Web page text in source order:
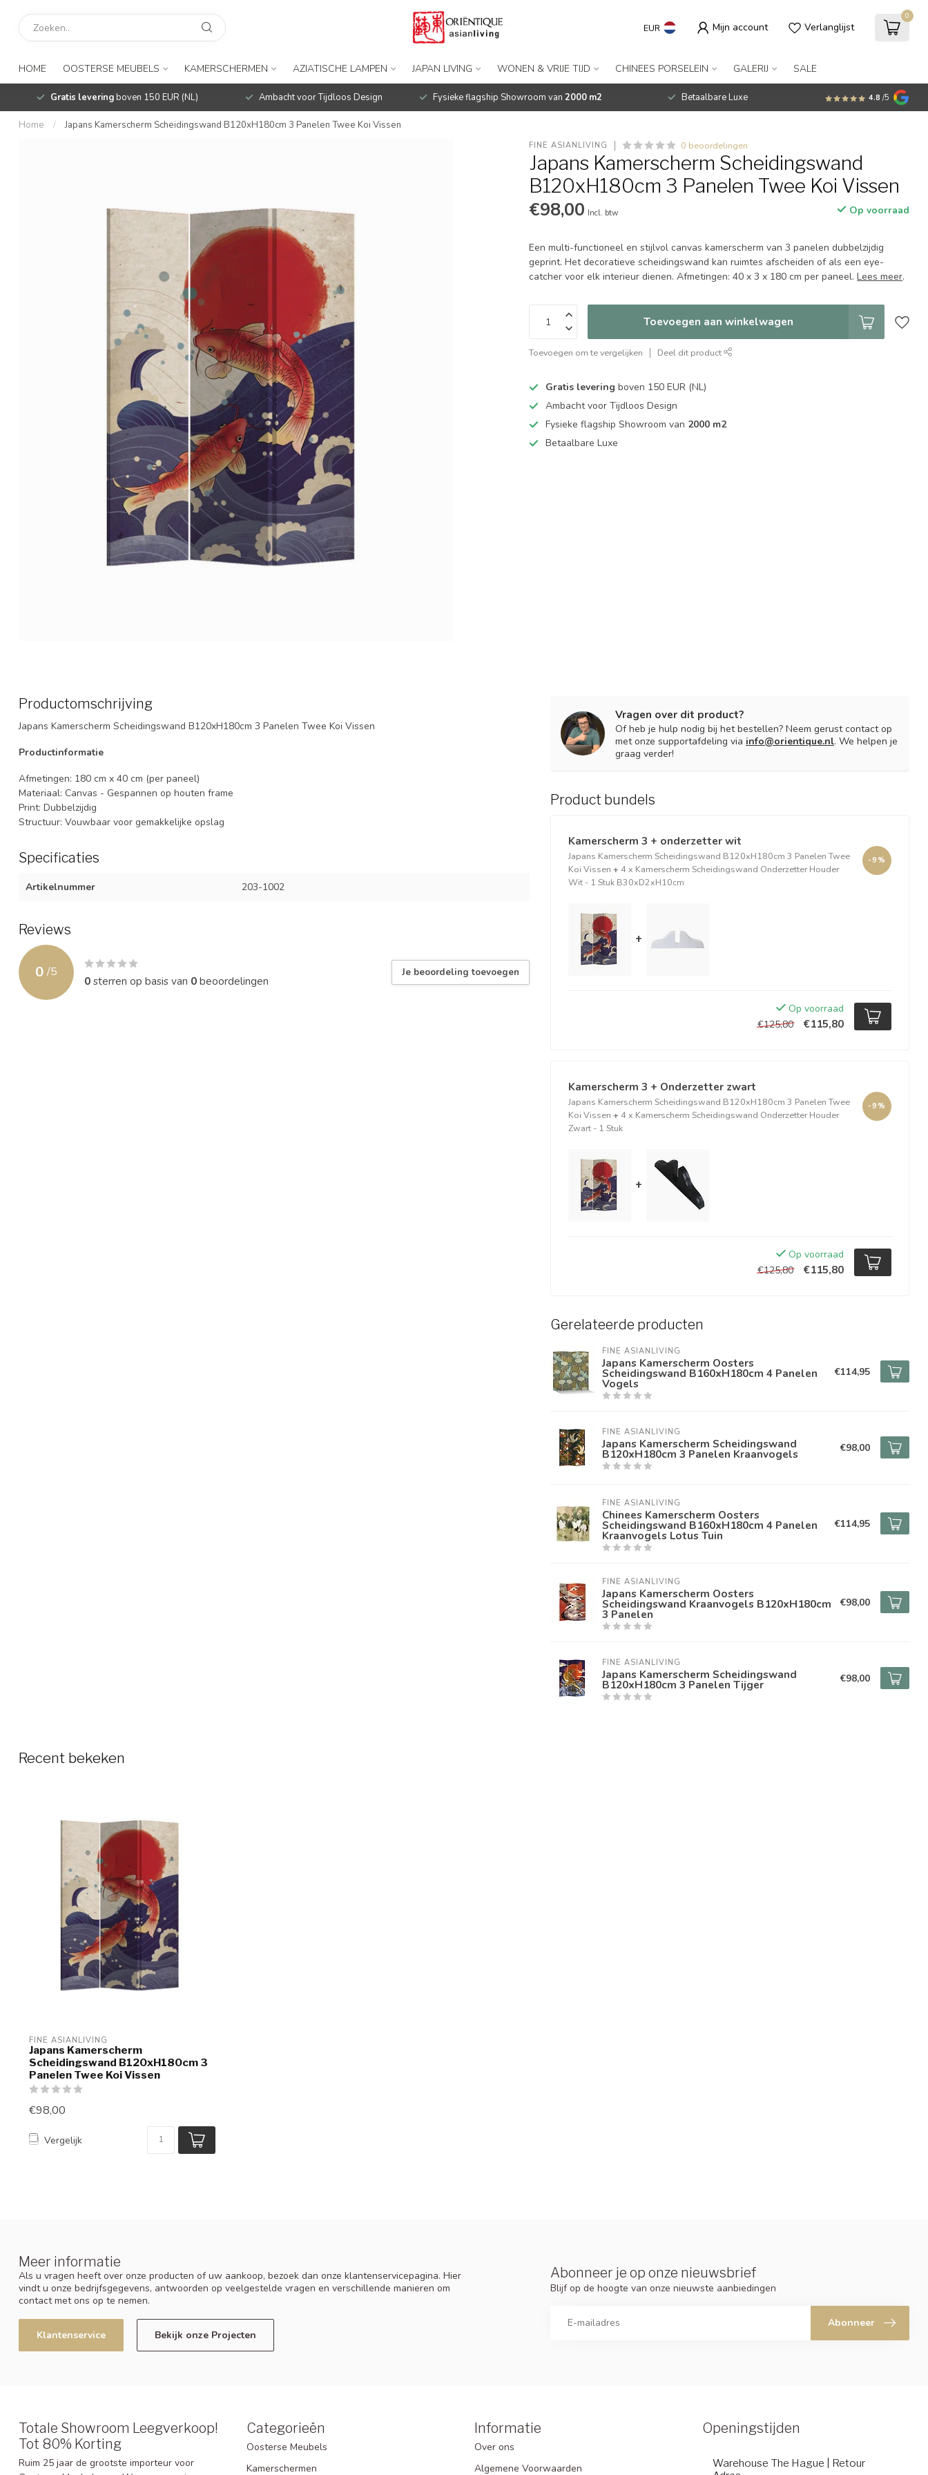
EUR Mijn account Verlanglijst
0
HOME OOSTERSE MEUBELS KAMERSCHERMEN AZIATISCHE LAMPEN JAPAN LIVING WONEN & VRIJE TIJD CHINEES PORSELEIN GALERIJ SALE
Gratis leveringboven 150 EUR (NL) Ambacht voor Tijdloos Design Fysieke flagship Showroom van 2000 m2 Betaalbare Luxe 4.8 /5
Home / Japans Kamerscherm Scheidingswand B120xH180cm 3 Panelen Twee Koi Vissen
FINE ASIANLIVING 0 beoordelingen
Japans Kamerscherm Scheidingswand
B120xH180cm 3 Panelen Twee Koi Vissen
€98,00 Incl. btw Op voorraad
Een multi-functioneel en stijlvol canvas kamerscherm van 3 panelen dubbelzijdig
geprint. Het decoratieve scheidingswand kan ruimtes afscheiden of als een eye-
catcher voor elk interieur dienen. Afmetingen: 40 x 3 x 180 cm per paneel.Lees meer.
Toevoegen aan winkelwagen
Toevoegen om te vergelijken Deel dit product
Gratis levering boven 150 EUR (NL)
Ambacht voor Tijdloos Design
Fysieke flagship Showroom van 2000 m2
Betaalbare Luxe
Productomschrijving
Japans Kamerscherm Scheidingswand B120xH180cm 3 Panelen Twee Koi Vissen
Productinformatie
Afmetingen: 180 cm x 40 cm (per paneel)
Materiaal: Canvas - Gespannen op houten frame
Print: Dubbelzijdig
Structuur: Vouwbaar voor gemakkelijke opslag
Specificaties
Artikelnummer 203-1002
Reviews
0 /5
0sterren op basis van 0beoordelingen
Je beoordeling toevoegen
Vragen over dit product?
Of heb je hulp nodig bij het bestellen? Neem gerust contact op
met onze supportafdeling via info@orientique.nl. We helpen je
graag verder!
Product bundels
Kamerscherm 3 + onderzetter wit
Japans Kamerscherm Scheidingswand B120xH180cm 3 Panelen Twee
Koi Vissen + 4 x Kamerscherm Scheidingswand Onderzetter Houder
Wit - 1 Stuk B30xD2xH10cm
-9%
+
Op voorraad
€125,80
€115,80
Kamerscherm 3 + Onderzetter zwart
Japans Kamerscherm Scheidingswand B120xH180cm 3 Panelen Twee
Koi Vissen + 4 x Kamerscherm Scheidingswand Onderzetter Houder
Zwart - 1 Stuk
-9%
+
Op voorraad
€125,80
€115,80
Gerelateerde producten
FINE ASIANLIVING
Japans Kamerscherm Oosters
Scheidingswand B160xH180cm 4 Panelen
Vogels
€114,95
FINE ASIANLIVING
Japans Kamerscherm Scheidingswand
B120xH180cm 3 Panelen Kraanvogels €98,00
FINE ASIANLIVING
Chinees Kamerscherm Oosters
Scheidingswand B160xH180cm 4 Panelen
Kraanvogels Lotus Tuin
€114,95
FINE ASIANLIVING
Japans Kamerscherm Oosters
Scheidingswand Kraanvogels B120xH180cm
3 Panelen
€98,00
FINE ASIANLIVING
Japans Kamerscherm Scheidingswand
B120xH180cm 3 Panelen Tijger €98,00
Recent bekeken
FINE ASIANLIVING
Japans Kamerscherm
Scheidingswand B120xH180cm 3
Panelen Twee Koi Vissen
€98,00
Vergelijk
Meer informatie
Als u vragen heeft over onze producten of uw aankoop, bezoek dan onze klantenservicepagina. Hier
vindt u onze bedrijfsgegevens, antwoorden op veelgestelde vragen en verschillende manieren om
contact met ons op te nemen.
Klantenservice Bekijk onze Projecten
Abonneer je op onze nieuwsbrief
Blijf op de hoogte van onze nieuwste aanbiedingen
Abonneer
Totale Showroom Leegverkoop!
Tot 80% Korting
Ruim 25 jaar de grootste importeur voor
Categorieën
Oosterse Meubels
Kamerschermen
Informatie
Over ons
Algemene Voorwaarden
Openingstijden
Warehouse The Hague | Retour